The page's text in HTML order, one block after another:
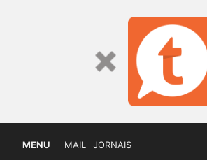
MENU MAIL JORNAIS